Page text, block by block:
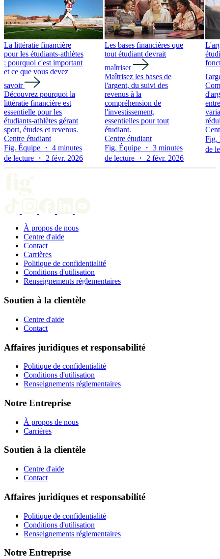
La littératie financière
pour les étudiants-athlètes
: pourquoi c'est important
et ce que vous devez
savoir
Découvrez pourquoi la
littératie financière est
essentielle pour les
étudiants-athlètes gérant
sport, études et revenus.
Centre étudiant
Fig. Équipe ・ 4 minutes
de lecture ・ 2 févr. 2026
Les bases financières que
tout étudiant devrait
maîtriser
Maîtrisez les bases de
l'argent, du suivi des
revenus à la
compréhension de
l'investissement,
essentielles pour tout
étudiant.
Centre étudiant
Fig. Équipe ・ 3 minutes
de lecture ・ 2 févr. 2026
Fig.
de
À propos de nous
Centre d'aide
Contact
Carrières
Politique de confidentialité
Conditions d'utilisation
Renseignements réglementaires
Soutien à la clientèle
Centre d'aide
Contact
Affaires juridiques et responsabilité
Politique de confidentialité
Conditions d'utilisation
Renseignements réglementaires
Notre Entreprise
À propos de nous
Carrières
Soutien à la clientèle
Centre d'aide
Contact
Affaires juridiques et responsabilité
Politique de confidentialité
Conditions d'utilisation
Renseignements réglementaires
Notre Entreprise